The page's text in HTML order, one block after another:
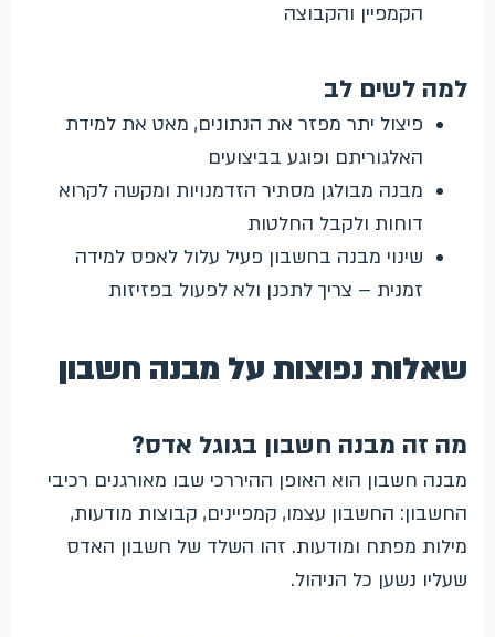
הקמפיין והקבוצה
למה לשים לב
פיצול יתר מפזר את הנתונים, מאט את למידת
האלגוריתם ופוגע בביצועים
מבנה מבולגן מסתיר הזדמנויות ומקשה לקרוא
דוחות ולקבל החלטות
שינוי מבנה בחשבון פעיל עלול לאפס למידה
זמנית – צריך לתכנן ולא לפעול בפזיזות
שאלות נפוצות על מבנה חשבון
מה זה מבנה חשבון בגוגל אדס?
מבנה חשבון הוא האופן ההיררכי שבו מאורגנים רכיבי
החשבון: החשבון עצמו, קמפיינים, קבוצות מודעות,
מילות מפתח ומודעות. זהו השלד של חשבון האדס
שעליו נשען כל הניהול.